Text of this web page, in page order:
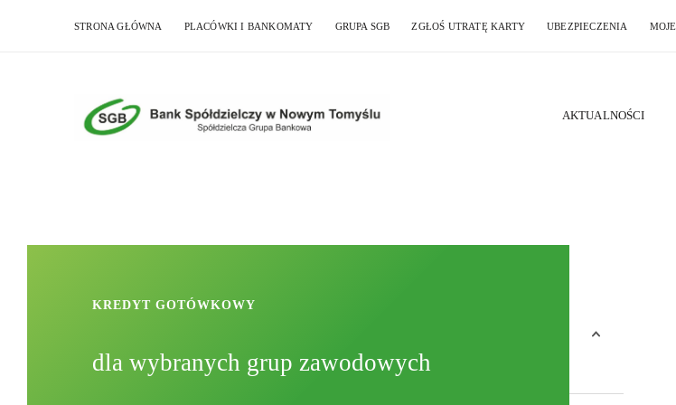
STRONA GŁÓWNA PLACÓWKI I BANKOMATY GRUPA SGB ZGŁOŚ UTRATĘ KARTY UBEZPIECZENIA
AKTUALNOŚCI
KREDYT GOTÓWKOWY
dla wybranych grup zawodowych